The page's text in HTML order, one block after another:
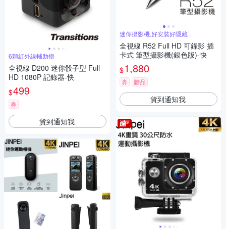
6顆紅外線輔助燈
全視線 D200 迷你骰子型 Full
HD 1080P 記錄器-快
$499
券
貨到通知我
迷你攝影機,好安裝好隱藏
全視線 R52 Full HD 可錄影 插
卡式 筆型攝影機(銀色版)-快
$1,880
券 贈品
貨到通知我